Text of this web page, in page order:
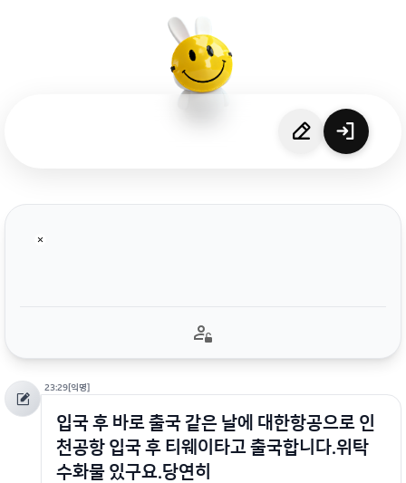
23:29[익명]
입국 후 바로 출국 같은 날에 대한항공으로 인
천공항 입국 후 티웨이타고 출국합니다.위탁
수화물 있구요.당연히